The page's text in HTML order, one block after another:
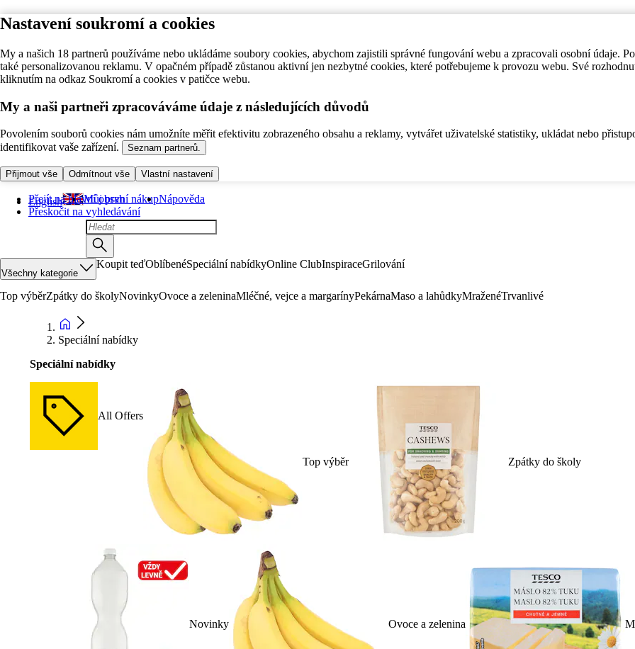
Nastavení soukromí a cookies
My a našich 18 partnerů používáme nebo ukládáme soubory cookies, abychom zajistili správné fungování webu a zpracovali osobní údaje.
také personalizovanou reklamu. V opačném případě zůstanou aktivní jen nezbytné cookies, které potřebujeme k provozu webu. Své
kliknutím na odkaz Soukromí a cookies v patičce webu.
My a naši partneři zpracováváme údaje z následujících důvodů
Povolením souborů cookies nám umožníte měřit efektivitu zobrazeného obsahu a reklamy, vytvářet uživatelské statistiky, ukládat nebo
identifikovat vaše zařízení.
Seznam partnerů.
Přijmout vše Odmítnout vše Vlastní nastavení
Přejít na hlavní obsah
Přeskočit na vyhledávání
English Můj první nákupNápověda
Všechny kategorie
Koupit teďOblíbenéSpeciální nabídkyOnline ClubInspiraceGrilování
Top výběrZpátky do školyNovinkyOvoce a zeleninaMléčné, vejce a margarínyPekárnaMaso a lahůdkyMraženéTrvanlivé
Speciální nabídky
Speciální nabídky
All Offers
Top výběr Zpátky do školy
Novinky Ovoce a zelenina